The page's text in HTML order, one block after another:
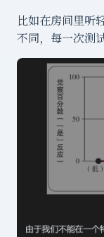
比如在房间里听
不同，每一次测